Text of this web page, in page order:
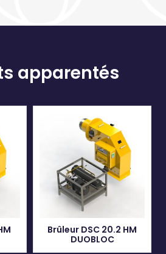
apparentés
Brûleur DSC 20.2 HM
DUOBLOC